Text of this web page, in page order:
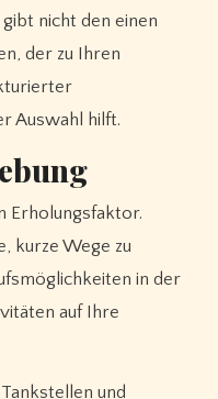
nicht den einen
der zu Ihren
Auswahl hilft.
Erholungsfaktor.
kurze Wege zu
in der
auf Ihre
und